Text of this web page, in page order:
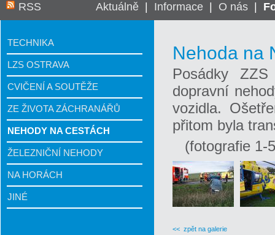
RSS Aktuálně| Informace| O nás|
TECHNIKA
LZS OSTRAVA
CVIČENÍ A SOUTĚŽE
ZE ŽIVOTA ZÁCHRANÁŘŮ
NEHODY NA CESTÁCH
ŽELEZNIČNÍ NEHODY
NA HORÁCH
JINÉ
Nehoda na
Posádky
dopravní
vozidla.
přitom byla
(fotografie 1-
<< zpět na galerie